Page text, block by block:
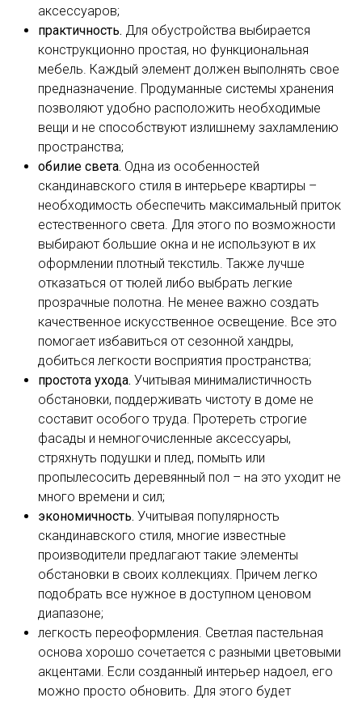
аксессуаров;
практичность. Для обустройства выбирается
конструкционно простая, но функциональная
мебель. Каждый элемент должен выполнять свое
предназначение. Продуманные системы хранения
позволяют удобно расположить необходимые
вещи и не способствуют излишнему захламлению
пространства;
обилие света. Одна из особенностей
скандинавского стиля в интерьере квартиры –
необходимость обеспечить максимальный приток
естественного света. Для этого по возможности
выбирают большие окна и не используют в их
оформлении плотный текстиль. Также лучше
отказаться от тюлей либо выбрать легкие
прозрачные полотна. Не менее важно создать
качественное искусственное освещение. Все это
помогает избавиться от сезонной хандры,
добиться легкости восприятия пространства;
простота ухода. Учитывая минималистичность
обстановки, поддерживать чистоту в доме не
составит особого труда. Протереть строгие
фасады и немногочисленные аксессуары,
стряхнуть подушки и плед, помыть или
пропылесосить деревянный пол – на это уходит не
много времени и сил;
экономичность. Учитывая популярность
скандинавского стиля, многие известные
производители предлагают такие элементы
обстановки в своих коллекциях. Причем легко
подобрать все нужное в доступном ценовом
диапазоне;
легкость переоформления. Светлая пастельная
основа хорошо сочетается с разными цветовыми
акцентами. Если созданный интерьер надоел, его
можно просто обновить. Для этого будет